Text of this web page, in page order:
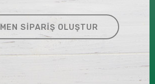
SIPARIŞ OLUŞTUR